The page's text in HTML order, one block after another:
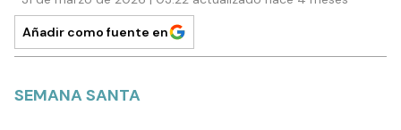
Añadir como fuente en
SEMANA SANTA